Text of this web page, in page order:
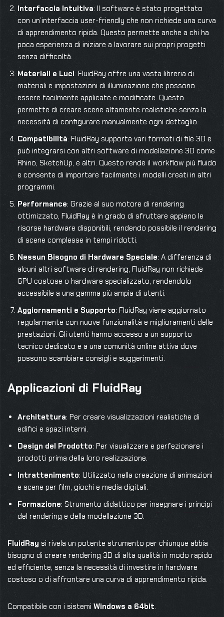
Interfaccia Intuitiva: Il software è stato progettato
con un’interfaccia user-friendly che non richiede una curva
di apprendimento ripida. Questo permette anche a chi ha
poca esperienza di iniziare a lavorare sui propri progetti
senza difficoltà.
Materiali e Luci: FluidRay offre una vasta libreria di
materiali e impostazioni di illuminazione che possono
essere facilmente applicate e modificate. Questo
permette di creare scene altamente realistiche senza la
necessità di configurare manualmente ogni dettaglio.
Compatibilità: FluidRay supporta vari formati di file 3D e
può integrarsi con altri software di modellazione 3D come
Rhino, SketchUp, e altri. Questo rende il workflow più fluido
e consente di importare facilmente i modelli creati in altri
programmi.
Performance: Grazie al suo motore di rendering
ottimizzato, FluidRay è in grado di sfruttare appieno le
risorse hardware disponibili, rendendo possibile il rendering
di scene complesse in tempi ridotti.
Nessun Bisogno di Hardware Speciale: A differenza di
alcuni altri software di rendering, FluidRay non richiede
GPU costose o hardware specializzato, rendendolo
accessibile a una gamma più ampia di utenti.
Aggiornamenti e Supporto: FluidRay viene aggiornato
regolarmente con nuove funzionalità e miglioramenti delle
prestazioni. Gli utenti hanno accesso a un supporto
tecnico dedicato e a una comunità online attiva dove
possono scambiare consigli e suggerimenti.
Applicazioni di FluidRay
Architettura: Per creare visualizzazioni realistiche di
edifici e spazi interni.
Design del Prodotto: Per visualizzare e perfezionare i
prodotti prima della loro realizzazione.
Intrattenimento: Utilizzato nella creazione di animazioni
e scene per film, giochi e media digitali.
Formazione: Strumento didattico per insegnare i principi
del rendering e della modellazione 3D.
FluidRay si rivela un potente strumento per chiunque abbia
bisogno di creare rendering 3D di alta qualità in modo rapido
ed efficiente, senza la necessità di investire in hardware
costoso o di affrontare una curva di apprendimento ripida.
Compatibile con i sistemi Windows a 64bit.